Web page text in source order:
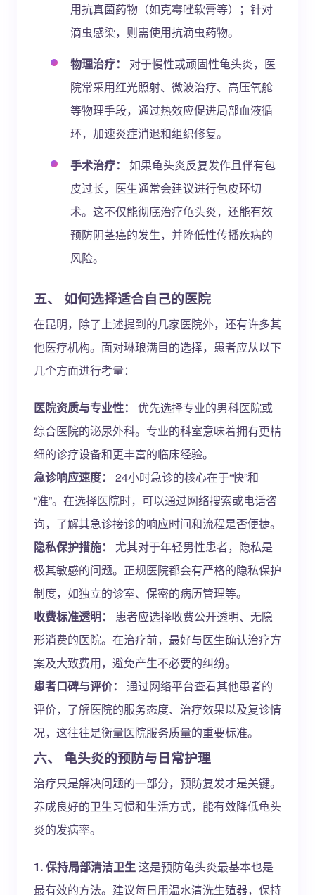
用抗真菌药物（如克霉唑软膏等）；针对
滴虫感染，则需使用抗滴虫药物。
物理治疗：
对于慢性或顽固性龟头炎，医
院常采用红光照射、微波治疗、高压氧舱
等物理手段，通过热效应促进局部血液循
环，加速炎症消退和组织修复。
手术治疗：
如果龟头炎反复发作且伴有包
皮过长，医生通常会建议进行包皮环切
术。这不仅能彻底治疗龟头炎，还能有效
预防阴茎癌的发生，并降低性传播疾病的
风险。
五、 如何选择适合自己的医院
在昆明，除了上述提到的几家医院外，还有许多其
他医疗机构。面对琳琅满目的选择，患者应从以下
几个方面进行考量：
医院资质与专业性：
优先选择专业的男科医院或
综合医院的泌尿外科。专业的科室意味着拥有更精
细的诊疗设备和更丰富的临床经验。
急诊响应速度：
24小时急诊的核心在于“快”和
“准”。在选择医院时，可以通过网络搜索或电话咨
询，了解其急诊接诊的响应时间和流程是否便捷。
隐私保护措施：
尤其对于年轻男性患者，隐私是
极其敏感的问题。正规医院都会有严格的隐私保护
制度，如独立的诊室、保密的病历管理等。
收费标准透明：
患者应选择收费公开透明、无隐
形消费的医院。在治疗前，最好与医生确认治疗方
案及大致费用，避免产生不必要的纠纷。
患者口碑与评价：
通过网络平台查看其他患者的
评价，了解医院的服务态度、治疗效果以及复诊情
况，这往往是衡量医院服务质量的重要标准。
六、 龟头炎的预防与日常护理
治疗只是解决问题的一部分，预防复发才是关键。
养成良好的卫生习惯和生活方式，能有效降低龟头
炎的发病率。
1. 保持局部清洁卫生这是预防龟头炎最基本也是
最有效的方法。建议每日用温水清洗生殖器，保持